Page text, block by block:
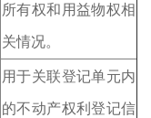
所有权和用益物权相
关情况。
用于关联登记单元内
的不动产权利登记信